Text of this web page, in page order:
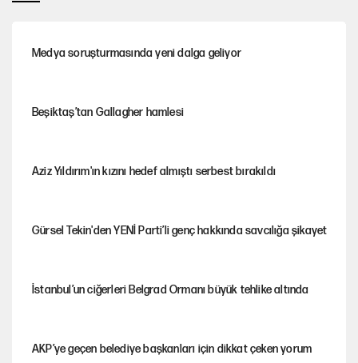
Medya soruşturmasında yeni dalga geliyor
Beşiktaş’tan Gallagher hamlesi
Aziz Yıldırım'ın kızını hedef almıştı serbest bırakıldı
Gürsel Tekin'den YENİ Parti’li genç hakkında savcılığa şikayet
İstanbul’un ciğerleri Belgrad Ormanı büyük tehlike altında
AKP’ye geçen belediye başkanları için dikkat çeken yorum